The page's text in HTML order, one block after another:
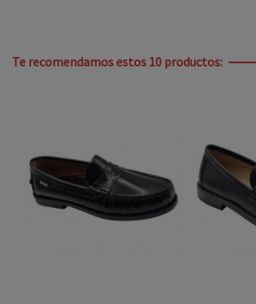
Te recomendamos estos 10 productos: